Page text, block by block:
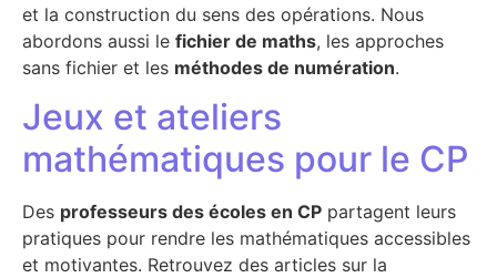
et la construction du sens des opérations. Nous
abordons aussi le fichier de maths, les approches
sans fichier et les méthodes de numération.
Jeux et ateliers
mathématiques pour le CP
Des professeurs des écoles en CP partagent leurs
pratiques pour rendre les mathématiques accessibles
et motivantes. Retrouvez des articles sur la